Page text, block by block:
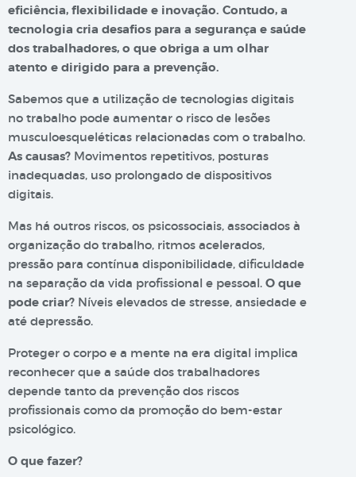
eficiência, flexibilidade e inovação. Contudo, a
tecnologia cria desafios para a segurança e saúde
dos trabalhadores, o que obriga a um olhar
atento e dirigido para a prevenção.
Sabemos que a utilização de tecnologias digitais
no trabalho pode aumentar o risco de lesões
musculoesqueléticas relacionadas com o trabalho.
As causas? Movimentos repetitivos, posturas
inadequadas, uso prolongado de dispositivos
digitais.
Mas há outros riscos, os psicossociais, associados à
organização do trabalho, ritmos acelerados,
pressão para contínua disponibilidade, dificuldade
na separação da vida profissional e pessoal. O que
pode criar? Níveis elevados de stresse, ansiedade e
até depressão.
Proteger o corpo e a mente na era digital implica
reconhecer que a saúde dos trabalhadores
depende tanto da prevenção dos riscos
profissionais como da promoção do bem-estar
psicológico.
O que fazer?